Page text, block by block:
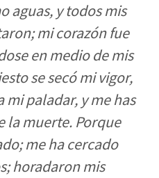
aguas, y todos mis
mi corazón fue
en medio de mis
se secó mi vigor,
mi paladar, y me has
la muerte. Porque
me ha cercado
horadaron mis